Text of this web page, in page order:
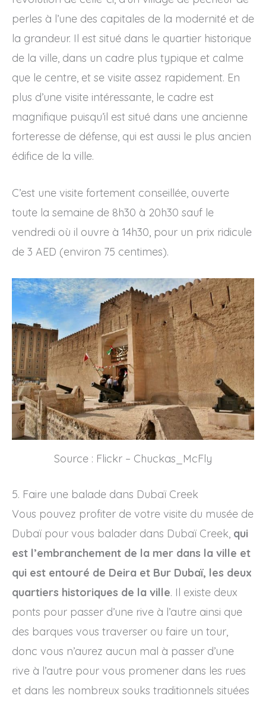
perles à l’une des capitales de la modernité et de
la grandeur. Il est situé dans le quartier historique
de la ville, dans un cadre plus typique et calme
que le centre, et se visite assez rapidement. En
plus d’une visite intéressante, le cadre est
magnifique puisqu’il est situé dans une ancienne
forteresse de défense, qui est aussi le plus ancien
édifice de la ville.
C’est une visite fortement conseillée, ouverte
toute la semaine de 8h30 à 20h30 sauf le
vendredi où il ouvre à 14h30, pour un prix ridicule
de 3 AED (environ 75 centimes).
Source : Flickr – Chuckas_McFly
5. Faire une balade dans Dubaï Creek
Vous pouvez profiter de votre visite du musée de
Dubaï pour vous balader dans Dubaï Creek, qui
est l’embranchement de la mer dans la ville et
qui est entouré de Deira et Bur Dubaï, les deux
quartiers historiques de la ville. Il existe deux
ponts pour passer d’une rive à l’autre ainsi que
des barques vous traverser ou faire un tour,
donc vous n’aurez aucun mal à passer d’une
rive à l’autre pour vous promener dans les rues
et dans les nombreux souks traditionnels situées